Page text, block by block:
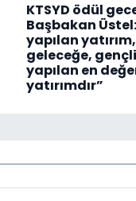
KTSYD ödül
Başbakan
yapılan yatırım,
geleceğe,
yapılan en
yatırımdır”